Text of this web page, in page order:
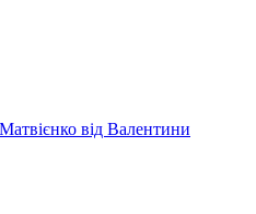
від Валентини